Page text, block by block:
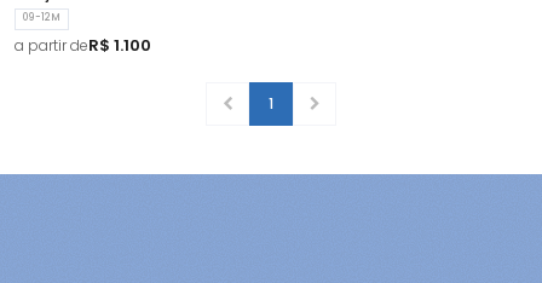
09-12M
a partir deR$ 1.100
1